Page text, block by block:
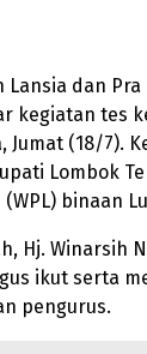
dan
kegiatan tes
Jumat (18/7).
Lombok
binaan
Hj. Winarsih
ikut serta
pengurus.